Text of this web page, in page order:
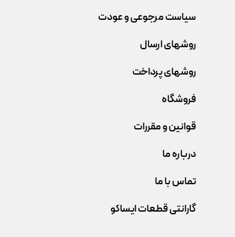
سیاست مرجوعی و عودت
روشهای ارسال
روشهای پرداخت
فروشگاه
قوانین و مقررات
درباره ما
تماس با ما
گارانتی قطعات ایساکو